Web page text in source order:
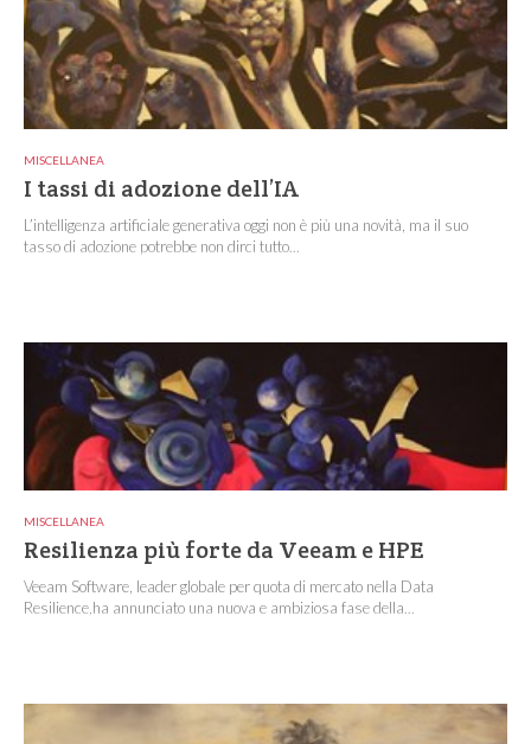
MISCELLANEA
I tassi di adozione dell’IA
L’intelligenza artificiale generativa oggi non è più una novità, ma il suo
tasso di adozione potrebbe non dirci tutto...
MISCELLANEA
Resilienza più forte da Veeam e HPE
Veeam Software, leader globale per quota di mercato nella Data
Resilience,ha annunciato una nuova e ambiziosa fase della...